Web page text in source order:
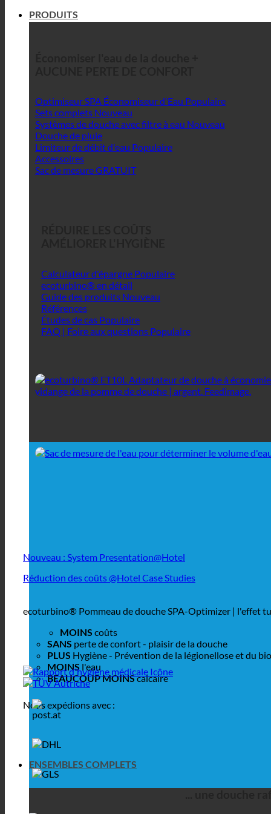
PRODUITS
Optimiseur SPA Économiseur d'Eau
Sets complets
Systèmes de douche avec filtre à eau
Douche de pluie
Limiteur de débit d'eau
Accessoires
Sac de mesure GRATUIT
Calculateur d'épargne
ecoturbino® en détail
Guide des produits
Références
Études de cas
FAQ | Foire aux questions
Nouveau : System Presentation@Hotel
Réduction des coûts @Hotel Case Studies
ecoturbino® Pommeau de douche SPA-Optimizer | l'effet
MOINS coûts
SANS perte de confort - plaisir de la douche
PLUS Hygiène - Prévention de la légionellose et du
MOINS l'eau
BEAUCOUP MOINScalcaire
Nous expédions avec :
ENSEMBLES COMPLETS